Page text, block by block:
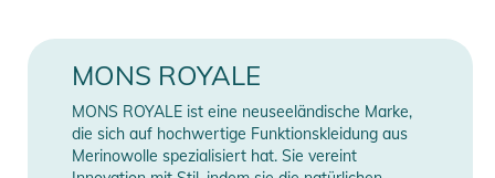
- Nahtlose Zehenbox verhindert Blasen
Produktinformationen und
Sicherheitshinweise
Gebrauchsanweisungen, Sicherheitshinweise und Warnungen
Material
4%, Elasthan
Farbe green
MONS ROYALE
MONS ROYALE ist eine neuseeländische Marke,
die sich auf hochwertige Funktionskleidung aus
Merinowolle spezialisiert hat. Sie vereint